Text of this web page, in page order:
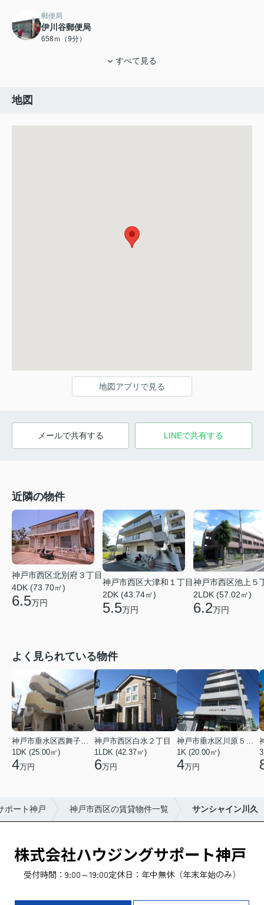
郵便局
伊川谷郵便局
658ｍ（9分）
すべて見る
地図
地図アプリで見る
メールで共有する LINEで共有する
近隣の物件
神戸市西区北別府３丁目
4DK (73.70㎡)
6.5万円
神戸市西区大津和１丁目
2DK (43.74㎡)
5.5万円
神戸市西区池上５
2LDK (57.02㎡)
6.2万円
よく見られている物件
神戸市垂水区西舞子２丁目
1DK (25.00㎡)
4万円
神戸市西区白水２丁目
1LDK (42.37㎡)
6万円
神戸市垂水区川原５丁目
1K (20.00㎡)
4万円
ポート神戸 神戸市西区の賃貸物件一覧 サンシャイン川久
受付時間：9:00～19:00定休日：年中無休（年末年始のみ）